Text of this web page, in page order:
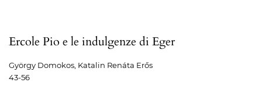
Ercole Pio e le indulgenze di Eger
György Domokos, Katalin Renáta Erős
43-56